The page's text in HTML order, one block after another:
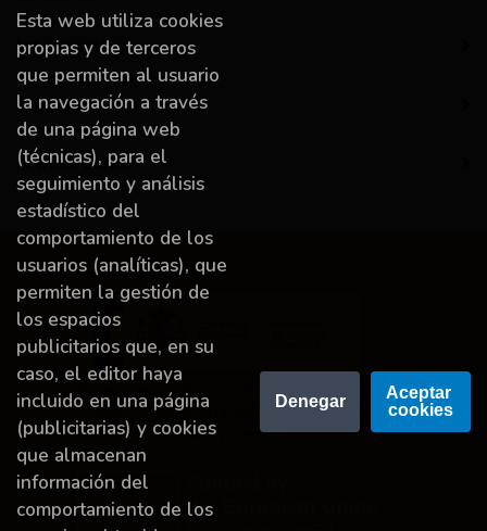
Información
Destacado
A miña conta
Proyecto financiado por la Dirección General del
Libro y Fomento de la Lectura, Ministerio de
Cultura y Deporte.
Esta web utiliza cookies
propias y de terceros
que permiten al usuario
la navegación a través
de una página web
(técnicas), para el
seguimiento y análisis
estadístico del
comportamiento de los
usuarios (analíticas), que
permiten la gestión de
los espacios
publicitarios que, en su
caso, el editor haya
incluido en una página
(publicitarias) y cookies
que almacenan
información del
comportamiento de los
Denegar
Aceptar
cookies